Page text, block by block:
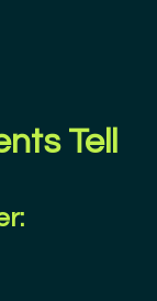
Tell